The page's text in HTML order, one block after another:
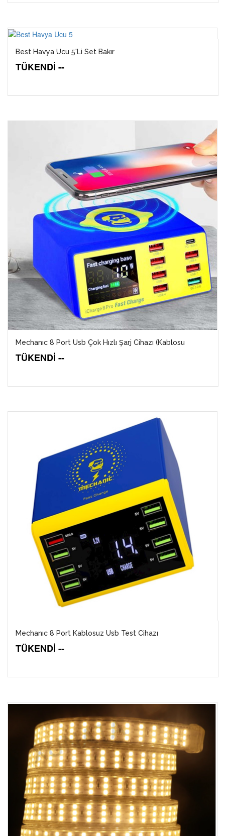
Best Havya Ucu 5'li Set Bakır
TÜKENDİ --
Mechanıc 8 Port Usb Çok Hızlı Şarj Cihazı (Kablosu
TÜKENDİ --
Mechanıc 8 Port Kablosuz Usb Test Cihazı
TÜKENDİ --